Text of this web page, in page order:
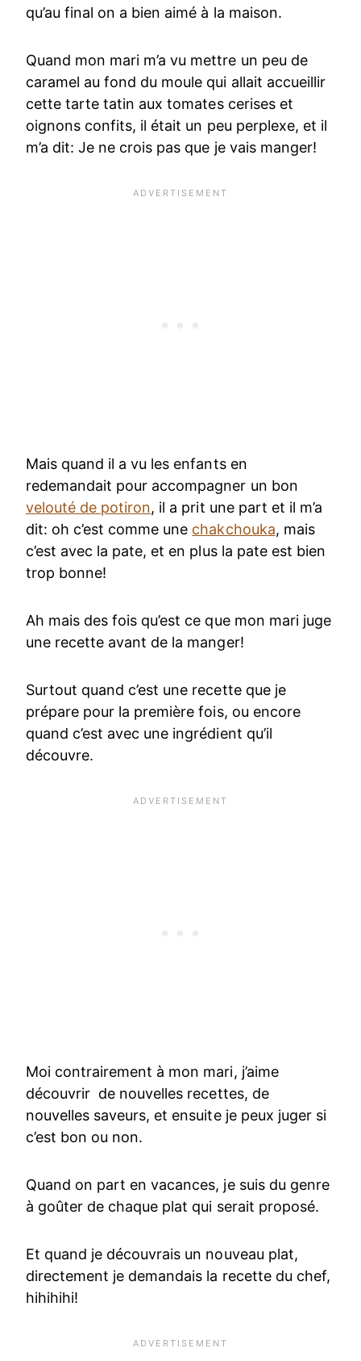
qu’au final on a bien aimé à la maison.
Quand mon mari m’a vu mettre un peu de
caramel au fond du moule qui allait accueillir
cette tarte tatin aux tomates cerises et
oignons confits, il était un peu perplexe, et il
m’a dit: Je ne crois pas que je vais manger!
Mais quand il a vu les enfants en
redemandait pour accompagner un bon
velouté de potiron, il a prit une part et il m’a
dit: oh c’est comme une chakchouka, mais
c’est avec la pate, et en plus la pate est bien
trop bonne!
Ah mais des fois qu’est ce que mon mari juge
une recette avant de la manger!
Surtout quand c’est une recette que je
prépare pour la première fois, ou encore
quand c’est avec une ingrédient qu’il
découvre.
Moi contrairement à mon mari, j’aime
découvrir de nouvelles recettes, de
nouvelles saveurs, et ensuite je peux juger si
c’est bon ou non.
Quand on part en vacances, je suis du genre
à goûter de chaque plat qui serait proposé.
Et quand je découvrais un nouveau plat,
directement je demandais la recette du chef,
hihihihi!